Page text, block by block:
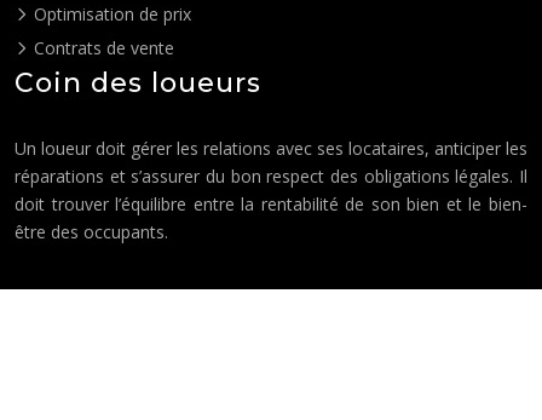
Optimisation de prix
Contrats de vente
Coin des loueurs
Un loueur doit gérer les relations avec ses locataires, anticiper les
réparations et s’assurer du bon respect des obligations légales. Il
doit trouver l’équilibre entre la rentabilité de son bien et le bien-
être des occupants.